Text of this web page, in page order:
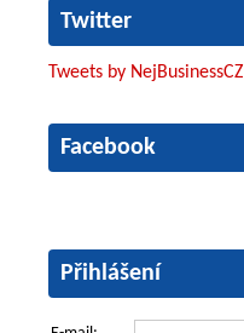
Twitter
Tweets by NejBusinessCZ
Facebook
Přihlášení